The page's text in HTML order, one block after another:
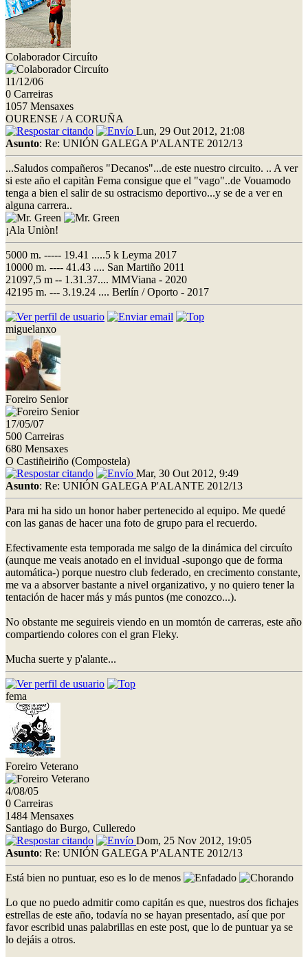
Colaborador Circuíto
11/12/06
0 Carreiras
1057 Mensaxes
OURENSE / A CORUÑA
Lun, 29 Out 2012, 21:08
Asunto: Re: UNIÓN GALEGA P'ALANTE 2012/13
...Saludos compañeros "Decanos"...de este nuestro circuito. .. A ver
si este año el capitàn Fema consigue que el "vago"..de Vouamodo
tenga a bien el salir de su ostracismo deportivo...y se de a ver en
alguna carrera..
¡Ala Uniòn!
5000 m. ----- 19.41 .....5 k Leyma 2017
10000 m. ---- 41.43 .... San Martiño 2011
21097,5 m -- 1.31.37.... MMViana - 2020
42195 m. --- 3.19.24 .... Berlín / Oporto - 2017
miguelanxo
Foreiro Senior
17/05/07
500 Carreiras
680 Mensaxes
O Castiñeiriño (Compostela)
Mar, 30 Out 2012, 9:49
Asunto: Re: UNIÓN GALEGA P'ALANTE 2012/13
Para mi ha sido un honor haber pertenecido al equipo. Me quedé
con las ganas de hacer una foto de grupo para el recuerdo.
Efectivamente esta temporada me salgo de la dinámica del circuíto
(aunque me veais anotado en el invidual -supongo que de forma
automática-) porque nuestro club federado, en crecimento constante,
me va a absorver bastante a nivel organizativo, y no quiero tener la
tentación de hacer más y más puntos (me conozco...).
No obstante me seguireis viendo en un momtón de carreras, este año
compartiendo colores con el gran Fleky.
Mucha suerte y p'alante...
fema
Foreiro Veterano
4/08/05
0 Carreiras
1484 Mensaxes
Santiago do Burgo, Culleredo
Dom, 25 Nov 2012, 19:05
Asunto: Re: UNIÓN GALEGA P'ALANTE 2012/13
Está bien no puntuar, eso es lo de menos
Lo que no puedo admitir como capitán es que, nuestros dos fichajes
estrellas de este año, todavía no se hayan presentado, así que por
favor escribid unas palabrillas en este post, que lo de puntuar ya se
lo dejáis a otros.